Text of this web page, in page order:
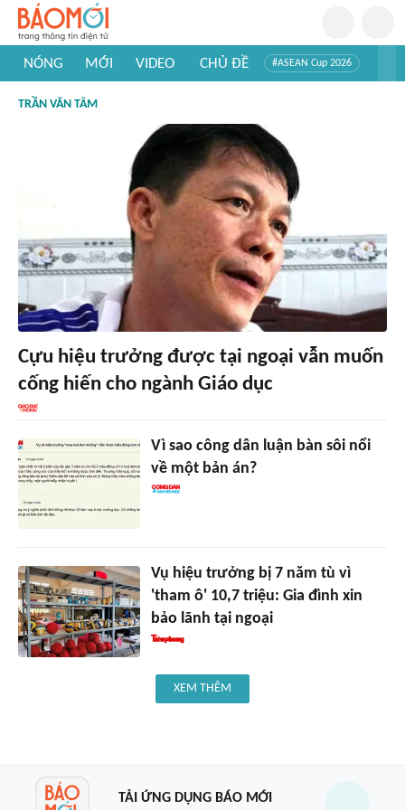
NÓNG MỚI VIDEO CHỦ ĐỀ #ASEAN Cup 2026
#Khám phá thế giới
TRẦN VĂN TÂM
Cựu hiệu trưởng được tại ngoại vẫn muốn
cống hiến cho ngành Giáo dục
Vì sao công dân luận bàn sôi nổi
về một bản án?
Vụ hiệu trưởng bị 7 năm tù vì
'tham ô' 10,7 triệu: Gia đình xin
bảo lãnh tại ngoại
XEM THÊM
TẢI ỨNG DỤNG BÁO MỚI